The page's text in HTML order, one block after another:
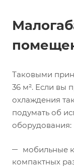
Таковыми
36 м². Если вы
охлаждения
подумать об
оборудования:
мобильные
компактных